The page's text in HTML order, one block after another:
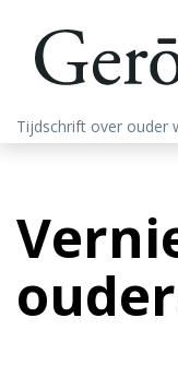
Tijdschrift over ouder